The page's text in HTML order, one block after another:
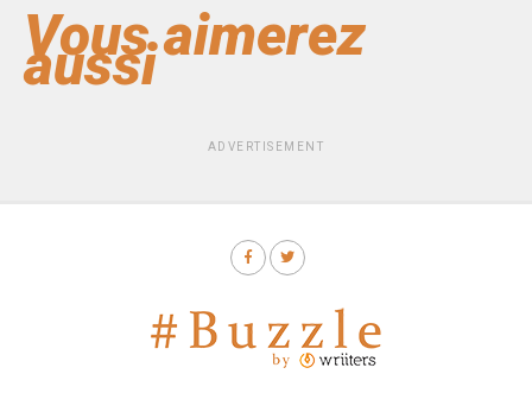
Vous aimerez
aussi
ADVERTISEMENT